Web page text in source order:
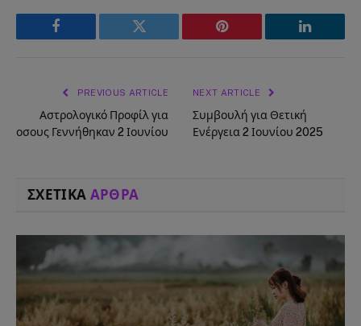
Facebook Twitter Pinterest LinkedIn
PREVIOUS ARTICLE
Αστρολογικό Προφίλ για
οσους Γεννήθηκαν 2 Ιουνίου
NEXT ARTICLE
Συμβουλή για Θετική
Ενέργεια 2 Ιουνίου 2025
ΣΧΕΤΙΚΑ ΑΡΘΡΑ